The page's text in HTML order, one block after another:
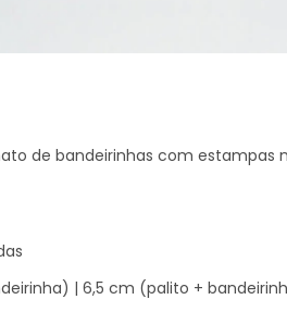
de bandeirinhas com estampas
| 6,5 cm (palito +